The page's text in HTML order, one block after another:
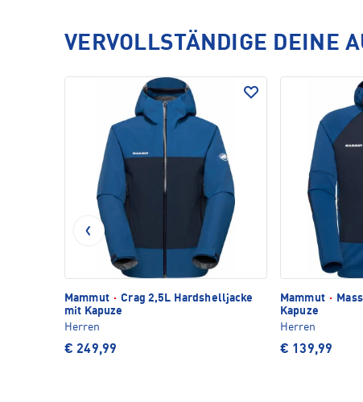
VERVOLLSTÄNDIGE DEINE
Mammut · Crag 2,5L Hardshelljacke
mit Kapuze
Herren
€ 249,99
Mammut ·
Kapuze
Herren
€ 139,99